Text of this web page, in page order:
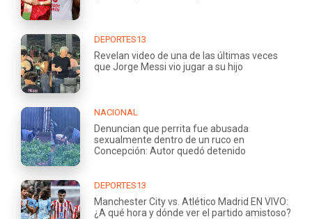
DEPORTES13
Revelan video de una de las últimas veces
que Jorge Messi vio jugar a su hijo
NACIONAL
Denuncian que perrita fue abusada
sexualmente dentro de un ruco en
Concepción: Autor quedó detenido
DEPORTES13
Manchester City vs. Atlético Madrid EN VIVO:
¿A qué hora y dónde ver el partido amistoso?